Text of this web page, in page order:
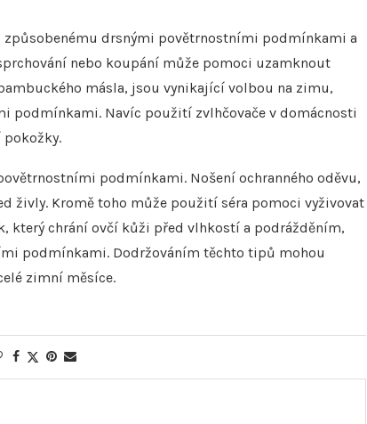
drsnými povětrnostními podmínkami a
nebo koupání může pomoci uzamknout
másla, jsou vynikající volbou na zimu,
podmínkami. Navíc použití zvlhčovače v domácnosti
podmínkami. Nošení ochranného oděvu,
živly. Kromě toho může použití séra pomoci vyživovat
chrání ovčí kůži před vlhkostí a podrážděním,
podmínkami. Dodržováním těchto tipů mohou
zimní měsíce.